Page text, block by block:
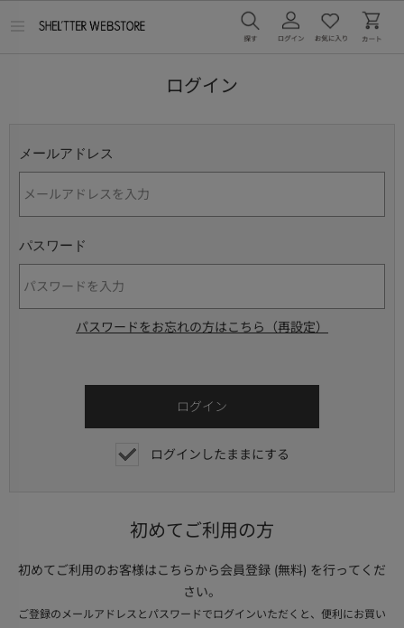
ログイン
メールアドレス
パスワード
パスワードをお忘れの方はこちら（再設定）
ログインしたままにする
初めてご利用の方
初めてご利用のお客様はこちらから会員登録 (無料) を行ってくだ
さい。
ご登録のメールアドレスとパスワードでログインいただくと、便利にお買い